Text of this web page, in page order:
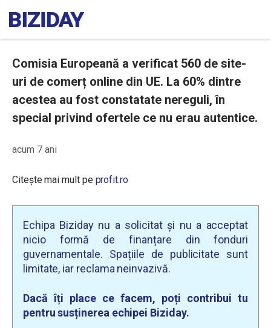
Comisia Europeană a verificat 560 de site-
uri de comerț online din UE. La 60% dintre
acestea au fost constatate nereguli, în
special privind ofertele ce nu erau autentice.
acum 7 ani
Citește mai mult pe profit.ro
Echipa Biziday nu a solicitat și nu a acceptat
nicio formă de finanțare din fonduri
guvernamentale. Spațiile de publicitate sunt
limitate, iar reclama neinvazivă.
Dacă îți place ce facem, poți contribui tu
pentru susținerea echipei Biziday.